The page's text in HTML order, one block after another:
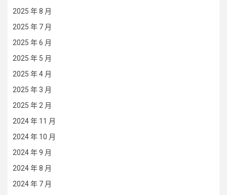
2025 年 8 月
2025 年 7 月
2025 年 6 月
2025 年 5 月
2025 年 4 月
2025 年 3 月
2025 年 2 月
2024 年 11 月
2024 年 10 月
2024 年 9 月
2024 年 8 月
2024 年 7 月